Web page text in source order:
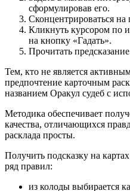
сформулировав его.
Сконцентрироваться на
Кликнуть курсором по
на кнопку «Гадать».
Прочитать
Тем, кто не является
предпочтение карточным
названием Оракул судеб с
Методика обеспечивает
качества, отличающихся
расклада просты.
Получить подсказку на
ряд правил:
из колоды выбирается